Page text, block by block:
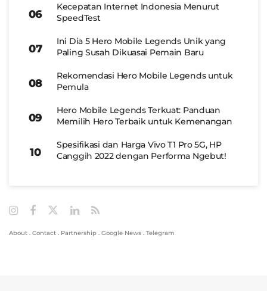
Kecepatan Internet Indonesia Menurut
SpeedTest
Ini Dia 5 Hero Mobile Legends Unik yang
Paling Susah Dikuasai Pemain Baru
Rekomendasi Hero Mobile Legends untuk
Pemula
Hero Mobile Legends Terkuat: Panduan
Memilih Hero Terbaik untuk Kemenangan
Spesifikasi dan Harga Vivo T1 Pro 5G, HP
Canggih 2022 dengan Performa Ngebut!
About . Contact . Partnership . Google News . Telegram